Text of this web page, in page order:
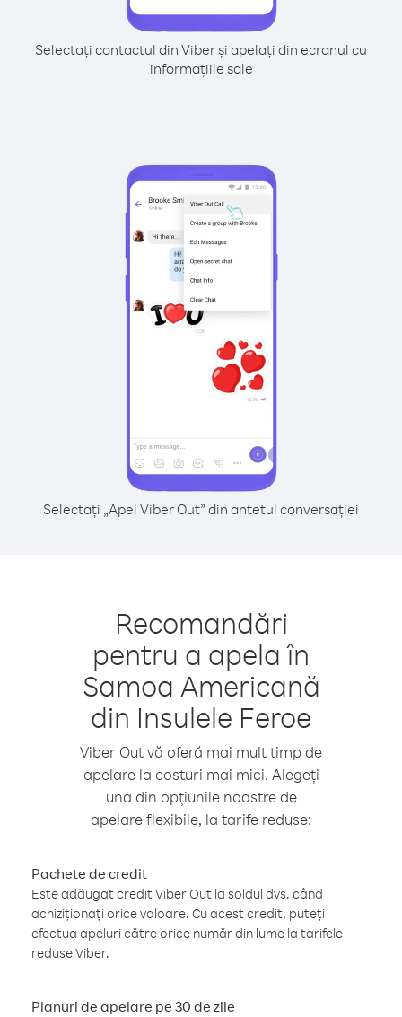
Selectați contactul din Viber și apelați din ecranul cu
informațiile sale
Selectați „Apel Viber Out” din antetul conversației
Recomandări
pentru a apela în
Samoa Americană
din Insulele Feroe
Viber Out vă oferă mai mult timp de
apelare la costuri mai mici. Alegeți
una din opțiunile noastre de
apelare flexibile, la tarife reduse:
Pachete de credit
Este adăugat credit Viber Out la soldul dvs. când
achiziționați orice valoare. Cu acest credit, puteți
efectua apeluri către orice număr din lume la tarifele
reduse Viber.
Planuri de apelare pe 30 de zile